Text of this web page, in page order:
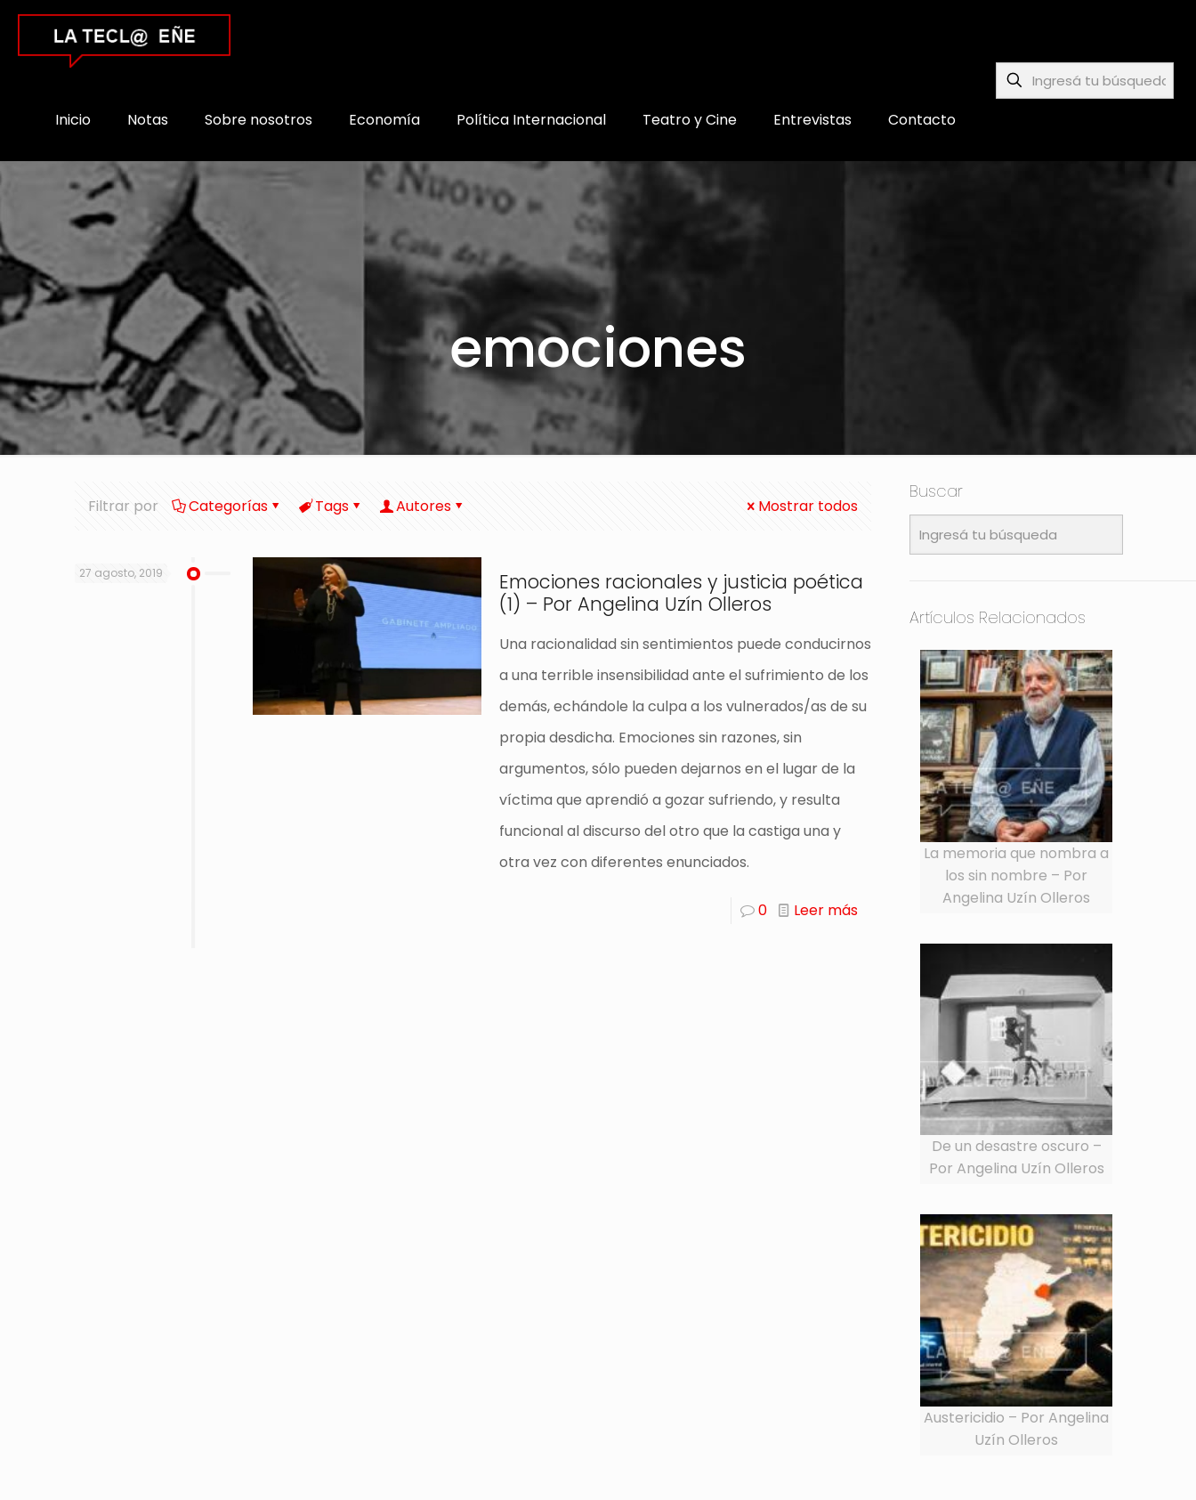
Inicio Notas Sobre nosotros Economía Política Internacional Teatro y Cine Entrevistas Contacto
emociones
Filtrar por Categorías Tags Autores Mostrar todos
27 agosto, 2019
Emociones racionales y justicia poética
(1) – Por Angelina Uzín Olleros
Una racionalidad sin sentimientos puede conducirnos
a una terrible insensibilidad ante el sufrimiento de los
demás, echándole la culpa a los vulnerados/as de su
propia desdicha. Emociones sin razones, sin
argumentos, sólo pueden dejarnos en el lugar de la
víctima que aprendió a gozar sufriendo, y resulta
funcional al discurso del otro que la castiga una y
otra vez con diferentes enunciados.
0 Leer más
Buscar
Artículos Relacionados
La memoria que nombra a
los sin nombre – Por
Angelina Uzín Olleros
De un desastre oscuro –
Por Angelina Uzín Olleros
Austericidio – Por Angelina
Uzín Olleros